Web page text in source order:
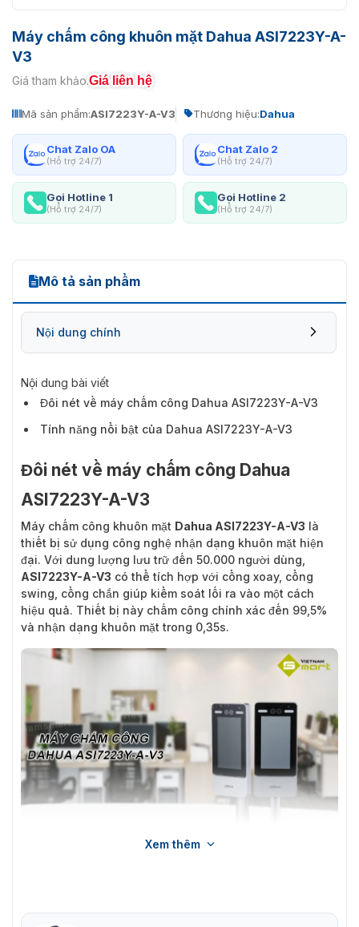
Máy chấm công khuôn mặt Dahua ASI7223Y-A-
V3
Giá tham khảo:Giá liên hệ
Mã sản phẩm:ASI7223Y-A-V3 Thương hiệu:Dahua
Chat Zalo OA
(Hỗ trợ 24/7)
Chat Zalo 2
(Hỗ trợ 24/7)
Gọi Hotline 1
(Hỗ trợ 24/7)
Gọi Hotline 2
(Hỗ trợ 24/7)
Mô tả sản phẩm
Nội dung chính
Nội dung bài viết
Đôi nét về máy chấm công Dahua ASI7223Y-A-V3
Tính năng nổi bật của Dahua ASI7223Y-A-V3
Đôi nét về máy chấm công Dahua
ASI7223Y-A-V3
Máy chấm công khuôn mặt Dahua ASI7223Y-A-V3 là
thiết bị sử dụng công nghệ nhận dạng khuôn mặt hiện
đại. Với dung lượng lưu trữ đến 50.000 người dùng,
ASI7223Y-A-V3 có thể tích hợp với cổng xoay, cổng
swing, cổng chắn giúp kiểm soát lối ra vào một cách
hiệu quả. Thiết bị này chấm công chính xác đến 99,5%
và nhận dạng khuôn mặt trong 0,35s.
Tính năng nổi bật của Dahua ASI7223Y-
Xem thêm